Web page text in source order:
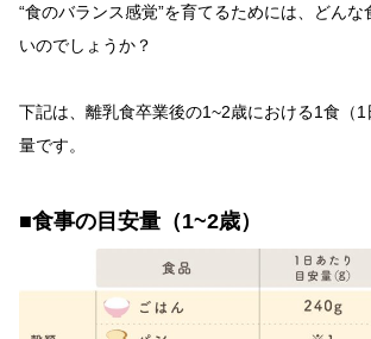
“食のバランス感覚”を育てるためには、どんな
いのでしょうか？
下記は、離乳食卒業後の1~2歳における1食（
量です。
■食事の目安量（1~2歳）